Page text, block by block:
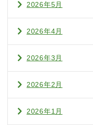
2026年5月
2026年4月
2026年3月
2026年2月
2026年1月